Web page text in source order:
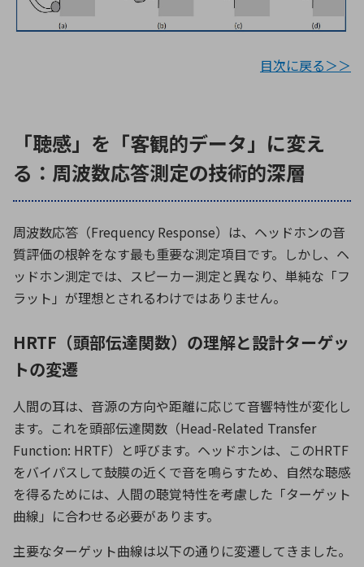
目次に戻る＞＞
「聴感」を「客観的データ」に変え
る：周波数応答測定の技術的深層
周波数応答（Frequency Response）は、ヘッドホンの音
質評価の根幹をなす最も重要な測定項目です。しかし、ヘ
ッドホン測定では、スピーカー測定と異なり、単純な「フ
ラット」が理想とされるわけではありません。
HRTF（頭部伝達関数）の理解と設計ターゲッ
トの変遷
人間の耳は、音源の方向や距離に応じて音響特性が変化し
ます。これを頭部伝達関数（Head-Related Transfer
Function: HRTF）と呼びます。ヘッドホンは、このHRTF
をバイパスして鼓膜の近くで音を鳴らすため、自然な聴感
を得るためには、人間の聴覚特性を考慮した「ターゲット
曲線」に合わせる必要があります。
主要なターゲット曲線は以下の通りに変遷してきました。